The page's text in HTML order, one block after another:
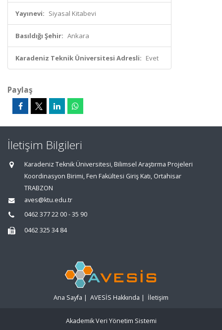
Yayınevi: Siyasal Kitabevi
Basıldığı Şehir: Ankara
Karadeniz Teknik Üniversitesi Adresli: Evet
Paylaş
İletişim Bilgileri
Karadeniz Teknik Üniversitesi, Bilimsel Araştırma Projeleri
Koordinasyon Birimi, Fen Fakültesi Giriş Katı, Ortahisar
TRABZON
aves@ktu.edu.tr
0462 377 22 00 - 35 90
0462 325 34 84
Ana Sayfa | AVESİS Hakkında | İletişim
Akademik Veri Yönetim Sistemi